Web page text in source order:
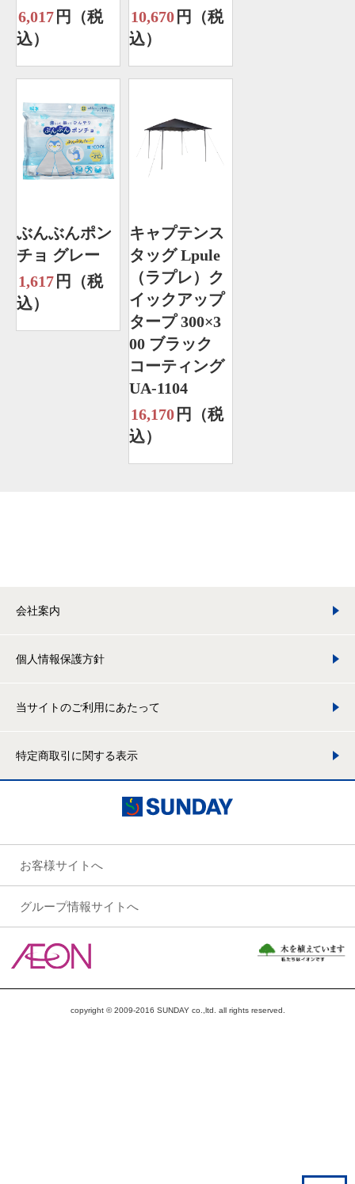
6,017 円（税
込）
10,670 円（税
込）
ぶんぶんポン
チョ グレー
1,617 円（税
込）
キャプテンス
タッグ Lpule
（ラプレ）ク
イックアップ
タープ 300×3
00 ブラック
コーティング
UA-1104
16,170 円（税
込）
会社案内
個人情報保護方針
当サイトのご利用にあたって
特定商取引に関する表示
お客様サイトへ
グループ情報サイトへ
copyright © 2009-2016 SUNDAY co.,ltd. all rights reserved.